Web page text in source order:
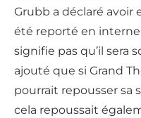
Grubb a déclaré avoir
été reporté en
signifie pas qu’il sera
ajouté que si Grand
pourrait repousser sa
cela repoussait